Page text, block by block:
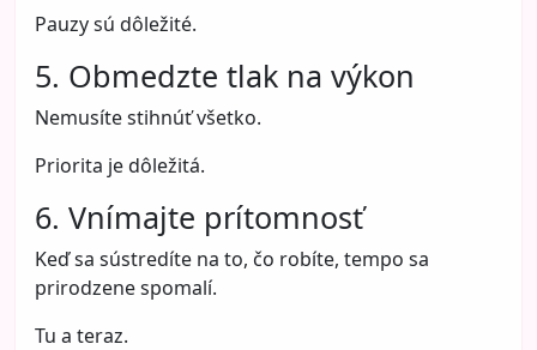
Pauzy sú dôležité.
5. Obmedzte tlak na výkon
Nemusíte stihnúť všetko.
Priorita je dôležitá.
6. Vnímajte prítomnosť
Keď sa sústredíte na to, čo robíte, tempo sa
prirodzene spomalí.
Tu a teraz.